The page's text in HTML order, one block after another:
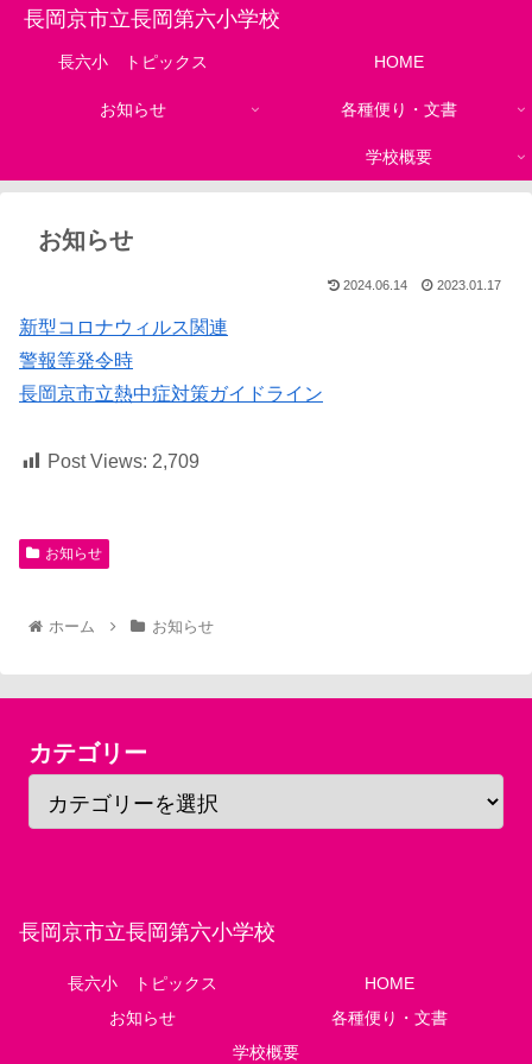
長岡京市立長岡第六小学校
長六小 トピックス HOME
お知らせ 各種便り・文書
学校概要
お知らせ
2024.06.14 2023.01.17
新型コロナウィルス関連
警報等発令時
長岡京市立熱中症対策ガイドライン
Post Views: 2,709
お知らせ
ホーム お知らせ
カテゴリー
長岡京市立長岡第六小学校
長六小 トピックス
HOME
お知らせ
各種便り・文書
学校概要